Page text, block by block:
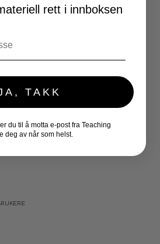
rett i innboksen
TAKK
du til å motta e-post fra Teaching
deg av når som helst.